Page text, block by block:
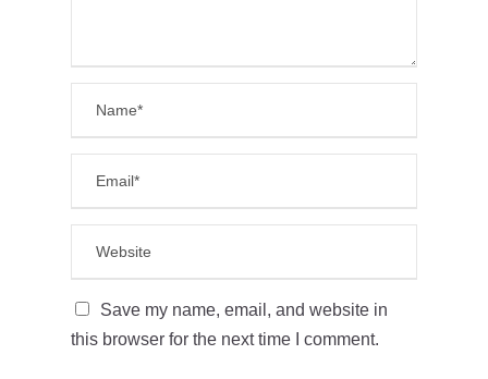
Save my name, email, and website in
this browser for the next time I comment.